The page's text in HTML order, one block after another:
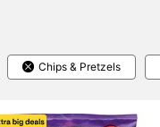
Chips & Pretzels